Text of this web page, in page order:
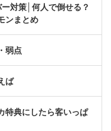
対策│何人で倒せる？
ンまとめ
弱点
ば
特典にしたら客いっぱ